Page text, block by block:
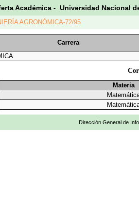
Académica - Universidad Nacional
AGRONÓMICA-72/95
Carrera
Materia
Dirección General de